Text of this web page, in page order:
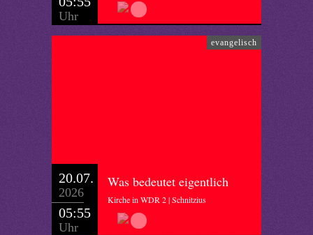
Uhr
evangelisch
20.07.
2026
05:55
Uhr
Was bedeutet eigentlich
Kirche in WDR 2 | Schnitzius